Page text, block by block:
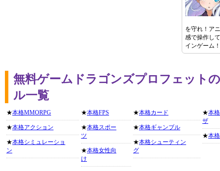
を守れ！ア
感で操作し
インゲーム！
無料ゲームドラゴンズプロフェット
ル一覧
★本格MMORPG
★本格アクション
★本格シミュレーショ
ン
★本格FPS
★本格スポー
ツ
★本格女性向
け
★本格カード
★本格ギャンブル
★本格シューティン
グ
★本
ザ
★本